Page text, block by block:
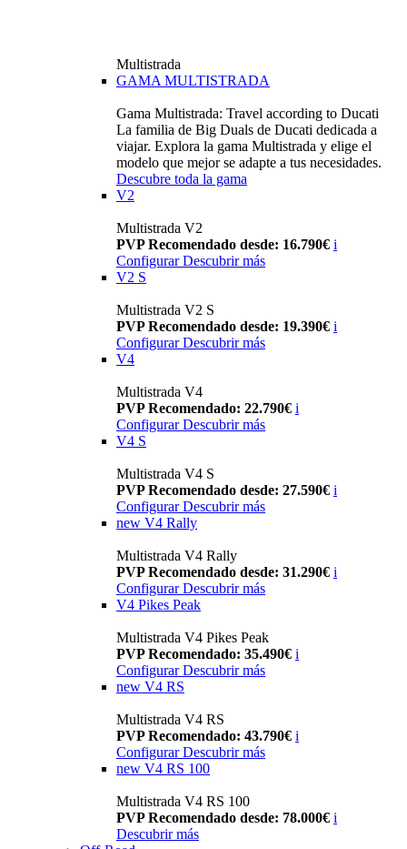
Multistrada
GAMA MULTISTRADA
Gama Multistrada: Travel according to Ducati
La familia de Big Duals de Ducati dedicada a
viajar. Explora la gama Multistrada y elige el
modelo que mejor se adapte a tus necesidades.
Descubre toda la gama
V2
Multistrada V2
PVP Recomendado desde: 16.790€ i
Configurar Descubrir más
V2 S
Multistrada V2 S
PVP Recomendado desde: 19.390€ i
Configurar Descubrir más
V4
Multistrada V4
PVP Recomendado: 22.790€ i
Configurar Descubrir más
V4 S
Multistrada V4 S
PVP Recomendado desde: 27.590€ i
Configurar Descubrir más
new V4 Rally
Multistrada V4 Rally
PVP Recomendado desde: 31.290€ i
Configurar Descubrir más
V4 Pikes Peak
Multistrada V4 Pikes Peak
PVP Recomendado: 35.490€ i
Configurar Descubrir más
new V4 RS
Multistrada V4 RS
PVP Recomendado: 43.790€ i
ConfigurarDescubrir más
new V4 RS 100
Multistrada V4 RS 100
PVP Recomendado desde: 78.000€ i
Descubrir más